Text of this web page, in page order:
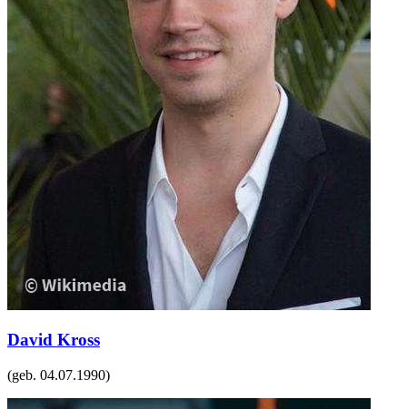
David Kross
(geb. 04.07.1990)